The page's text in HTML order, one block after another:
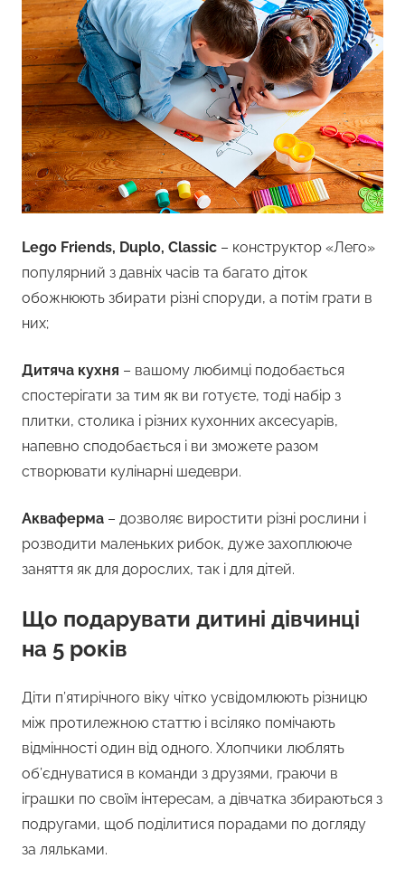
Lego Friends, Duplo, Classic – конструктор «Лего»
популярний з давніх часів та багато діток
обожнюють збирати різні споруди, а потім грати в
них;
Дитяча кухня – вашому любимці подобається
спостерігати за тим як ви готуєте, тоді набір з
плитки, столика і різних кухонних аксесуарів,
напевно сподобається і ви зможете разом
створювати кулінарні шедеври.
Акваферма – дозволяє виростити різні рослини і
розводити маленьких рибок, дуже захоплююче
заняття як для дорослих, так і для дітей.
Що подарувати дитині дівчинці
на 5 років
Діти п’ятирічного віку чітко усвідомлюють різницю
між протилежною статтю і всіляко помічають
відмінності один від одного. Хлопчики люблять
об’єднуватися в команди з друзями, граючи в
іграшки по своїм інтересам, а дівчатка збираються з
подругами, щоб поділитися порадами по догляду
за ляльками.